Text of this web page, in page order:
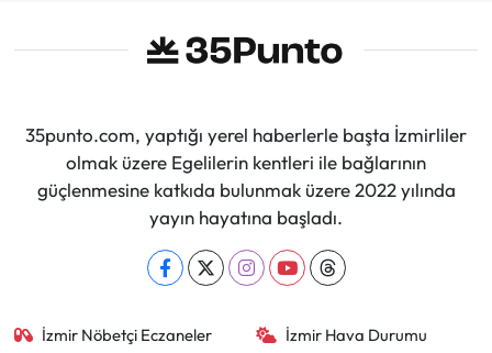
35punto.com, yaptığı yerel haberlerle başta İzmirliler
olmak üzere Egelilerin kentleri ile bağlarının
güçlenmesine katkıda bulunmak üzere 2022 yılında
yayın hayatına başladı.
İzmir Nöbetçi Eczaneler İzmir Hava Durumu